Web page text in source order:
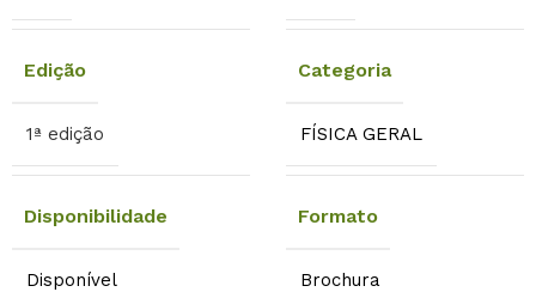
Edição
1ª edição
Categoria
FÍSICA GERAL
Disponibilidade
Disponível
Formato
Brochura